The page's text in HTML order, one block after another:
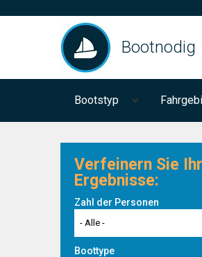
Bootnodig
Bootstyp
Verfeinern Sie
Ergebnisse:
Zahl der Personen
- Alle -
Boottype